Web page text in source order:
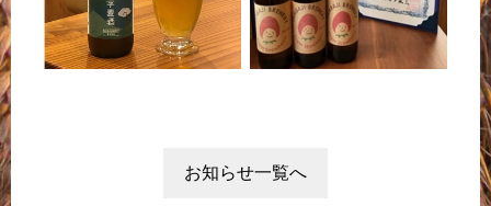
お知らせ一覧へ